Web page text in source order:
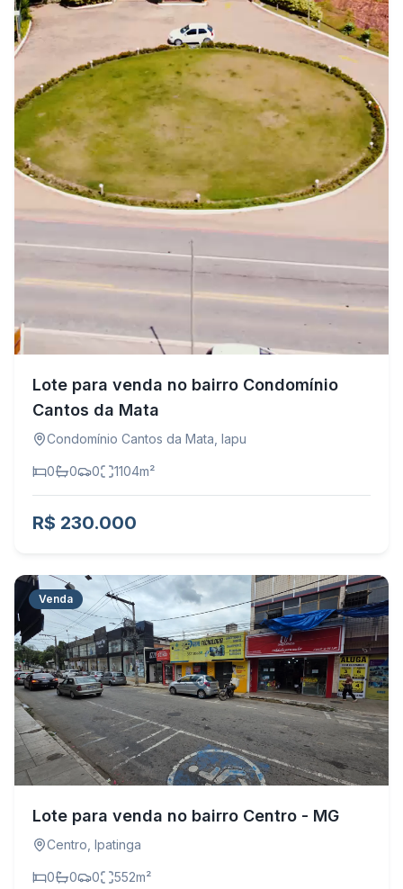
Lote para venda no bairro Condomínio
Cantos da Mata
Condomínio Cantos da Mata Iapu
0 0 0 1104m²
R$ 230.000
Venda
Lote para venda no bairro Centro - MG
Centro Ipatinga
0 0 0 552m²